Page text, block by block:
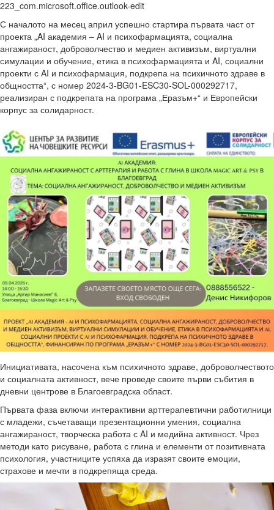
С началото на месец април успешно стартира първата част от
проекта „AI академия – AI и психофармацията, социална
ангажираност, доброволчество и медиен активизъм, виртуални
симулации и обучение, етика в психофармацията и AI, социални
проекти с AI и психофармация, подкрепа на психичното здраве в
общността“, с номер 2024-3-BG01-ESC30-SOL-000292717,
реализиран с подкрепата на програма „Еразъм+“ и Европейски
корпус за солидарност.
Инициативата, насочена към психичното здраве, доброволчеството
и социалната активност, вече проведе своите първи събития в
дневни центрове в Благоевградска област.
Първата фаза включи интерактивни арттерапевтични работилници
с младежи, съчетаващи презентационни умения, социална
ангажираност, творческа работа с AI и медийна активност. Чрез
методи като рисуване, работа с глина и елементи от позитивната
психология, участниците успяха да изразят своите емоции,
страхове и мечти в подкрепяща среда.